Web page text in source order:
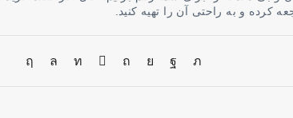
کرده و به راحتی آن را تهیه کنید.